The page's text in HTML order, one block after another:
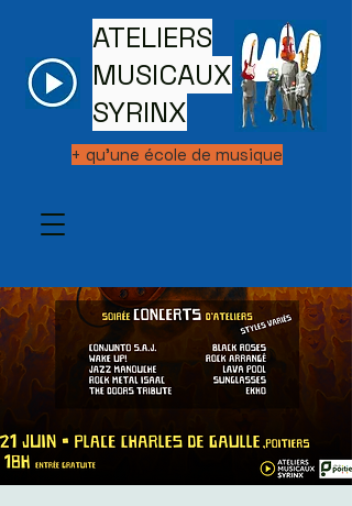
ATELIERS
MUSICAUX
SYRINX
+ qu'une école de musique